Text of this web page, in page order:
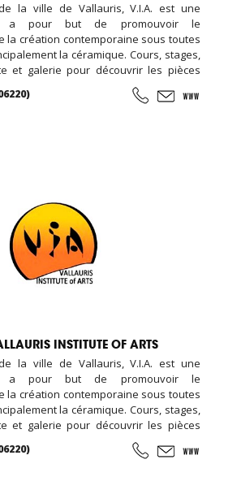
la ville de Vallauris, V.I.A. est une
a pour but de promouvoir le
la création contemporaine sous toutes
la céramique. Cours, stages,
et galerie pour découvrir les pièces
internationaux...
INSTITUTE OF ARTS
la ville de Vallauris, V.I.A. est une
a pour but de promouvoir le
la création contemporaine sous toutes
la céramique. Cours, stages,
et galerie pour découvrir les pièces
internationaux...